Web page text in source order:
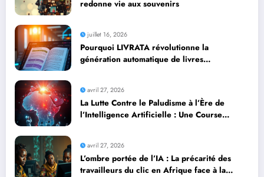
redonne vie aux souvenirs
juillet 16, 2026
Pourquoi LIVRATA révolutionne la
génération automatique de livres
avril 27, 2026
La Lutte Contre le Paludisme à l’Ère de
l’Intelligence Artificielle : Une Course
avril 27, 2026
L’ombre portée de l’IA : La précarité des
travailleurs du clic en Afrique face à la